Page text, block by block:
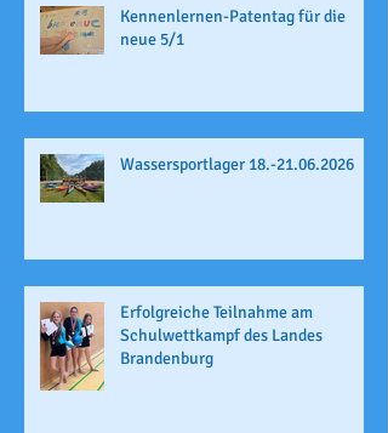
Kennenlernen-Patentag für die
neue 5/1
Wassersportlager 18.-21.06.2026
Erfolgreiche Teilnahme am
Schulwettkampf des Landes
Brandenburg